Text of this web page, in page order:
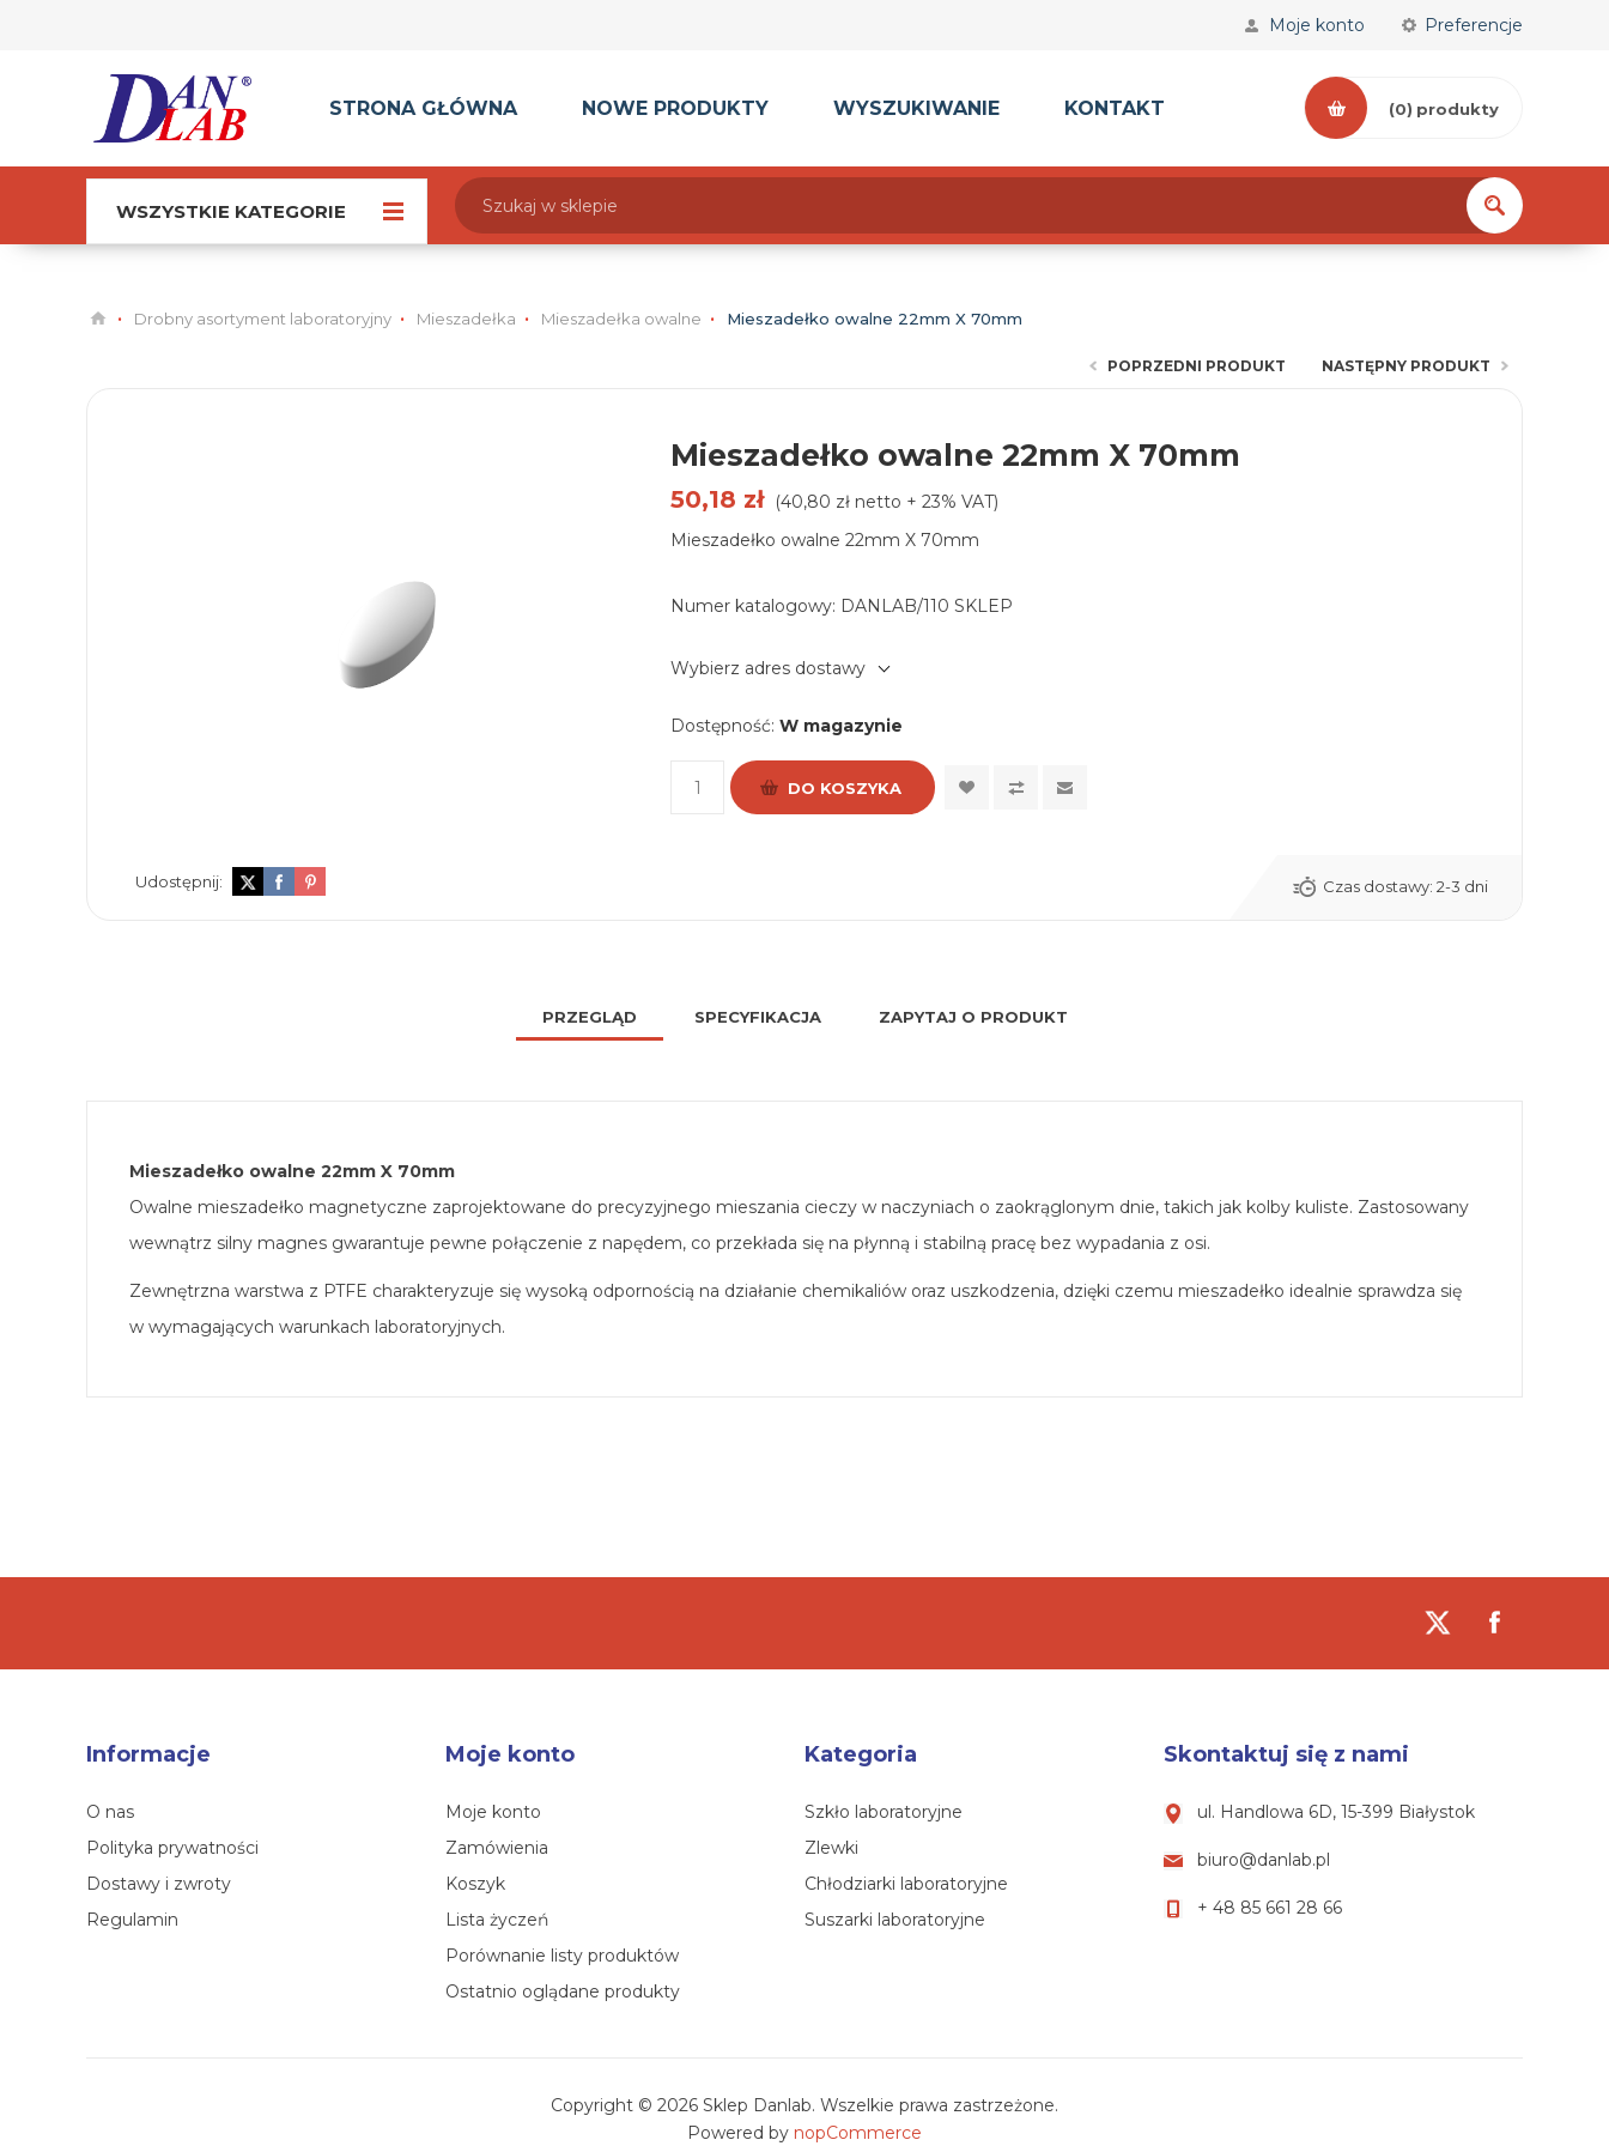
Preferencje
Moje konto
STRONA GŁÓWNA NOWE PRODUKTY WYSZUKIWANIE KONTAKT (0) produkty
WSZYSTKIE KATEGORIE
Drobny asortyment laboratoryjny Mieszadełka Mieszadełka owalne Mieszadełko owalne 22mm X 70mm
POPRZEDNI PRODUKT NASTĘPNY PRODUKT
Mieszadełko owalne 22mm X 70mm
50,18 zł (40,80 zł netto + 23% VAT)
Mieszadełko owalne 22mm X 70mm
Numer katalogowy: DANLAB/110 SKLEP
Wybierz adres dostawy
Dostępność: W magazynie
DO KOSZYKA
Udostępnij: Czas dostawy: 2-3 dni
PRZEGLĄD SPECYFIKACJA ZAPYTAJ O PRODUKT
Mieszadełko owalne 22mm X 70mm
Owalne mieszadełko magnetyczne zaprojektowane do precyzyjnego mieszania cieczy w naczyniach o zaokrąglonym dnie, takich jak kolby kuliste. Zastosowany
wewnątrz silny magnes gwarantuje pewne połączenie z napędem, co przekłada się na płynną i stabilną pracę bez wypadania z osi.
Zewnętrzna warstwa z PTFE charakteryzuje się wysoką odpornością na działanie chemikaliów oraz uszkodzenia, dzięki czemu mieszadełko idealnie sprawdza się
w wymagających warunkach laboratoryjnych.
Informacje
O nas
Polityka prywatności
Dostawy i zwroty
Regulamin
Moje konto
Moje konto
Zamówienia
Koszyk
Lista życzeń
Porównanie listy produktów
Ostatnio oglądane produkty
Kategoria
Szkło laboratoryjne
Zlewki
Chłodziarki laboratoryjne
Suszarki laboratoryjne
Skontaktuj się z nami
ul. Handlowa 6D, 15-399 Białystok
biuro@danlab.pl
+ 48 85 661 28 66
Copyright © 2026 Sklep Danlab. Wszelkie prawa zastrzeżone.
Powered by nopCommerce